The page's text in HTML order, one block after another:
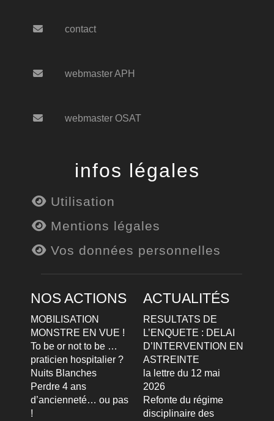
contact
webmaster APH
webmaster OSAT
infos légales
Utilisation
Mentions légales
Vos données personnelles
NOS ACTIONS
MOBILISATION
MONSTRE EN VUE !
To be or not to be …
praticien hospitalier ?
Nuits Blanches
Perdre 4 ans
d’ancienneté… ou pas
!
ACTUALITÉS
RESULTATS DE
L’ENQUETE : DELAI
D’INTERVENTION EN
ASTREINTE
la lettre du 12 mai
2026
Refonte du régime
disciplinaire des